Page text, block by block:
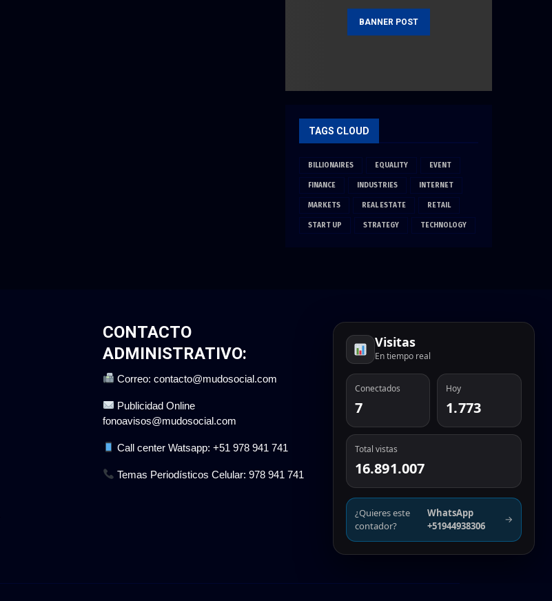
BANNER POST
TAGS CLOUD
BILLIONAIRES EQUALITY EVENT
FINANCE INDUSTRIES INTERNET
MARKETS REAL ESTATE RETAIL
START UP STRATEGY TECHNOLOGY
CONTACTO
ADMINISTRATIVO:
Correo: contacto@mudosocial.com
Publicidad Online
fonoavisos@mudosocial.com
Call center Watsapp: +51 978 941 741
Temas Periodísticos Celular: 978 941 741
Visitas
En tiempo real
Conectados
7
Hoy
1.773
Total vistas
16.891.007
¿Quieres este
contador?
WhatsApp
+51944938306
→